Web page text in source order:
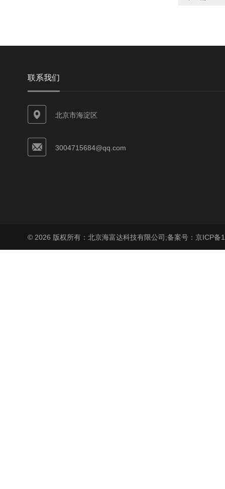
联系我们
北京市海淀区
3004715684@qq.com
© 2026 版权所有：北京海富达科技有限公司;备案号：京ICP备